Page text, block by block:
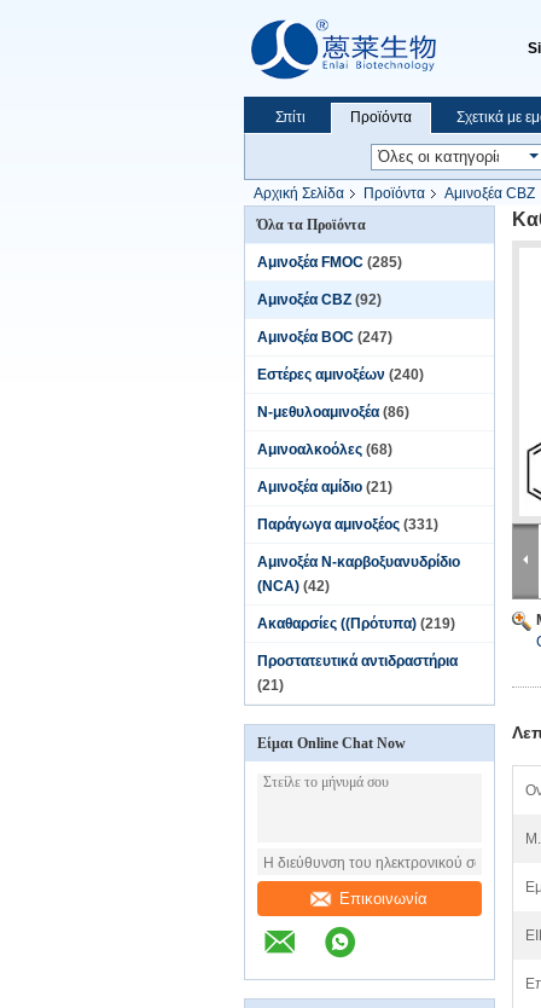
Σπίτι Προϊόντα Σχετικά με
Αρχική Σελίδα Προϊόντα
Αμινοξέα CBZ
Όλα τα Προϊόντα
Αμινοξέα FMOC (285)
Αμινοξέα CBZ (92)
Αμινοξέα BOC (247)
Εστέρες αμινοξέων (240)
Ν-μεθυλοαμινοξέα (86)
Αμινοαλκοόλες (68)
Αμινοξέα αμίδιο (21)
Παράγωγα αμινοξέος (331)
Αμινοξέα N-καρβοξυανυδρίδιο
(NCA) (42)
Ακαθαρσίες ((Πρότυπα) (219)
Προστατευτικά αντιδραστήρια
(21)
Είμαι Online Chat Now
Επικοινωνία